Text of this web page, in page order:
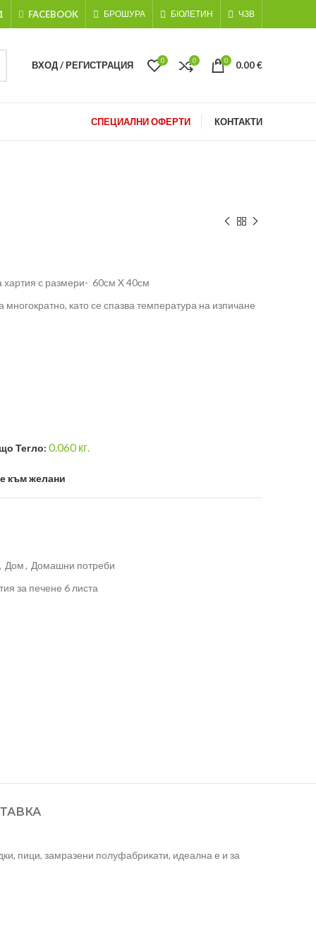
FACEBOOK БРОШУРА БЮЛЕТИН ЧЗВ
ВХОД / РЕГИСТРАЦИЯ 0 0 0 0.00€
СПЕЦИАЛНИ ОФЕРТИ КОНТАКТИ
хартия с размери- 60см X 40см
като се спазва температура на изпичане
Тегло: 0.060кг.
към желани
, Дом, Домашни потреби
за печене 6 листа
пици, замразени полуфабрикати, идеална е и за